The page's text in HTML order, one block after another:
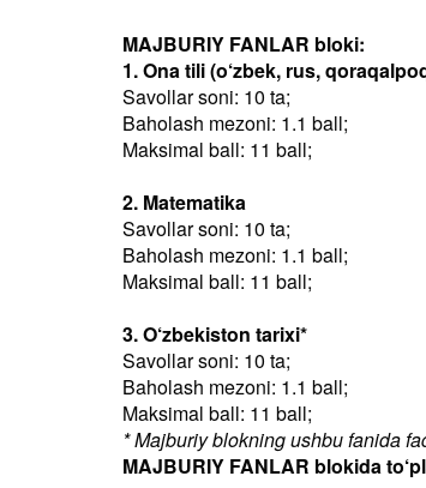
MAJBURIY FANLAR bloki:
1. Ona tili (o‘zbek, rus,
Savollar soni: 10 ta;
Baholash mezoni: 1.1 ball;
Maksimal ball: 11 ball;
2. Matematika
Savollar soni: 10 ta;
Baholash mezoni: 1.1 ball;
Maksimal ball: 11 ball;
3. O‘zbekiston tarixi*
Savollar soni: 10 ta;
Baholash mezoni: 1.1 ball;
Maksimal ball: 11 ball;
* Majburiy blokning ushbu fanida
MAJBURIY FANLAR blokida